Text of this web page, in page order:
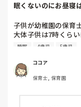
眠くないのにお昼寝
子供が幼稚園の保育
大体子供は7時くら
幼稚園は基本的にお
すると夜は11時過ぎ
なるなど良いことは
幼稚園の保護者は
もう年少にもなる
睡眠 4歳児 5歳児
ココア
保育士, 保育園